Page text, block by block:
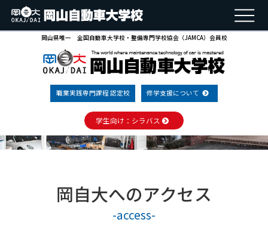
岡山県唯一 全国自動車大学校・整備専門学校協会（JAMCA）会員校
職業実践専門課程 認定校 修学支援について
学生向け：シラバス
アクセス
岡自大へのアクセス
-access-